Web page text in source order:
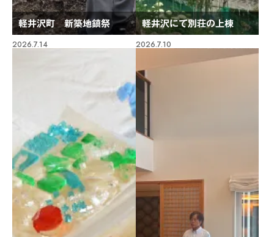
軽井沢町 新築地鎮祭 軽井沢にて別荘の上棟
2026.7.14 2026.7.10